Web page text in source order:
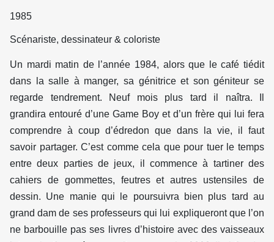
1985
Scénariste, dessinateur & coloriste
Un mardi matin de l’année 1984, alors que le café tiédit
dans la salle à manger, sa génitrice et son géniteur se
regarde tendrement. Neuf mois plus tard il naîtra. Il
grandira entouré d’une Game Boy et d’un frère qui lui fera
comprendre à coup d’édredon que dans la vie, il faut
savoir partager. C’est comme cela que pour tuer le temps
entre deux parties de jeux, il commence à tartiner des
cahiers de gommettes, feutres et autres ustensiles de
dessin. Une manie qui le poursuivra bien plus tard au
grand dam de ses professeurs qui lui expliqueront que l’on
ne barbouille pas ses livres d’histoire avec des vaisseaux